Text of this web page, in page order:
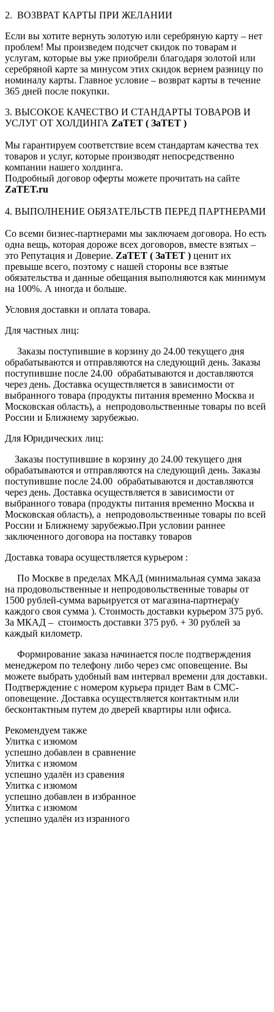
2. ВОЗВРАТ КАРТЫ ПРИ ЖЕЛАНИИ
Если вы хотите вернуть золотую или серебряную карту – нет
проблем! Мы произведем подсчет скидок по товарам и
услугам, которые вы уже приобрели благодаря золотой или
серебряной карте за минусом этих скидок вернем разницу по
номиналу карты. Главное условие – возврат карты в течение
365 дней после покупки.
3. ВЫСОКОЕ КАЧЕСТВО И СТАНДАРТЫ ТОВАРОВ И
УСЛУГ ОТ ХОЛДИНГА ZaTET ( ЗаТЕТ )
Мы гарантируем соответствие всем стандартам качества тех
товаров и услуг, которые производят непосредственно
компании нашего холдинга.
Подробный договор оферты можете прочитать на сайте
ZaTET.ru
4. ВЫПОЛНЕНИЕ ОБЯЗАТЕЛЬСТВ ПЕРЕД ПАРТНЕРАМИ
Со всеми бизнес-партнерами мы заключаем договора. Но есть
одна вещь, которая дороже всех договоров, вместе взятых –
это Репутация и Доверие. ZaTET ( ЗаТЕТ ) ценит их
превыше всего, поэтому с нашей стороны все взятые
обязательства и данные обещания выполняются как минимум
на 100%. А иногда и больше.
Условия доставки и оплата товара.
Для частных лиц:
Заказы поступившие в корзину до 24.00 текущего дня
обрабатываются и отправляются на следующий день. Заказы
поступившие после 24.00 обрабатываются и доставляются
через день. Доставка осуществляется в зависимости от
выбранного товара (продукты питания временно Москва и
Московская область), а непродовольственные товары по всей
России и Ближнему зарубежью.
Для Юридических лиц:
Заказы поступившие в корзину до 24.00 текущего дня
обрабатываются и отправляются на следующий день. Заказы
поступившие после 24.00 обрабатываются и доставляются
через день. Доставка осуществляется в зависимости от
выбранного товара (продукты питания временно Москва и
Московская область), а непродовольственные товары по всей
России и Ближнему зарубежью.При условии раннее
заключенного договора на поставку товаров
Доставка товара осуществляется курьером :
По Москве в пределах МКАД (минимальная сумма заказа
на продовольственные и непродовольственные товары от
1500 рублей-сумма варьируется от магазина-партнера(у
каждого своя сумма ). Стоимость доставки курьером 375 руб.
За МКАД – стоимость доставки 375 руб. + 30 рублей за
каждый километр.
Формирование заказа начинается после подтверждения
менеджером по телефону либо через смс оповещение. Вы
можете выбрать удобный вам интервал времени для доставки.
Подтверждение с номером курьера придет Вам в СМС-
оповещение. Доставка осуществляется контактным или
бесконтактным путем до дверей квартиры или офиса.
Рекомендуем также
Улитка с изюмом
успешно добавлен в сравнение
Улитка с изюмом
успешно удалён из сравения
Улитка с изюмом
успешно добавлен в избранное
Улитка с изюмом
успешно удалён из изранного